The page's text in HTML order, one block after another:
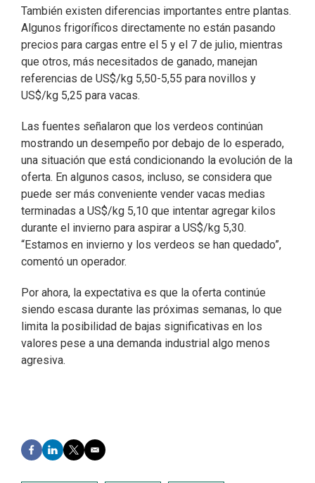
También existen diferencias importantes entre plantas.
Algunos frigoríficos directamente no están pasando
precios para cargas entre el 5 y el 7 de julio, mientras
que otros, más necesitados de ganado, manejan
referencias de US$/kg 5,50-5,55 para novillos y
US$/kg 5,25 para vacas.
Las fuentes señalaron que los verdeos continúan
mostrando un desempeño por debajo de lo esperado,
una situación que está condicionando la evolución de la
oferta. En algunos casos, incluso, se considera que
puede ser más conveniente vender vacas medias
terminadas a US$/kg 5,10 que intentar agregar kilos
durante el invierno para aspirar a US$/kg 5,30.
“Estamos en invierno y los verdeos se han quedado”,
comentó un operador.
Por ahora, la expectativa es que la oferta continúe
siendo escasa durante las próximas semanas, lo que
limita la posibilidad de bajas significativas en los
valores pese a una demanda industrial algo menos
agresiva.
F
a
L
i
T
w
E
m